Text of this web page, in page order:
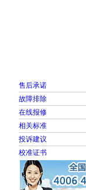
售后承诺
故障排除
在线报修
相关标准
投诉建议
校准证书